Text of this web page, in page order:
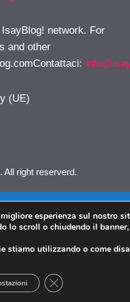
network. For
and other
:
(UE)
All right reserverd.
esperienza sul nostro
lo scroll o chiudendo il
stiamo utilizzando o come
CLOSE GDPR